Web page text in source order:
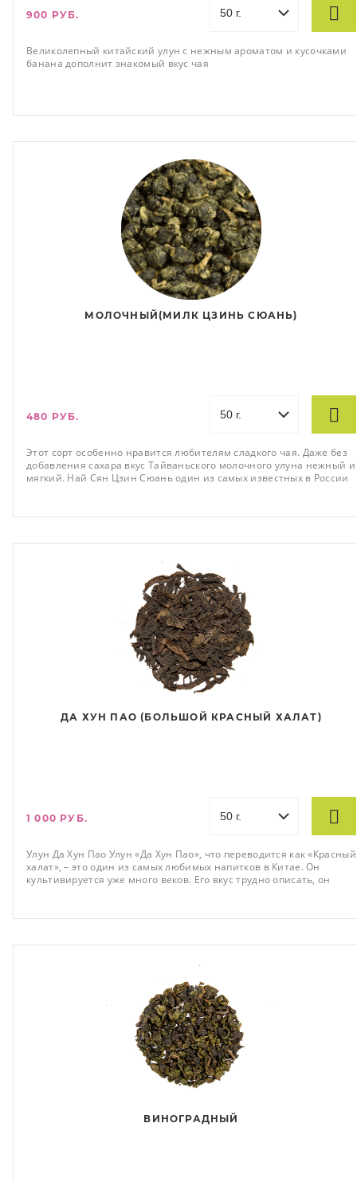
900 РУБ.
Великолепный китайский улун с нежным ароматом и кусочками
банана дополнит знакомый вкус чая
МОЛОЧНЫЙ(МИЛК ЦЗИНЬ СЮАНЬ)
480 РУБ.
Этот сорт особенно нравится любителям сладкого чая. Даже без
добавления сахара вкус Тайваньского молочного улуна нежный и
мягкий. Най Сян Цзин Сюань один из самых известных в России
ДА ХУН ПАО (БОЛЬШОЙ КРАСНЫЙ ХАЛАТ)
1 000 РУБ.
Улун Да Хун Пао Улун «Да Хун Пао», что переводится как «Красный
халат», – это один из самых любимых напитков в Китае. Он
культивируется уже много веков. Его вкус трудно описать, он
ВИНОГРАДНЫЙ